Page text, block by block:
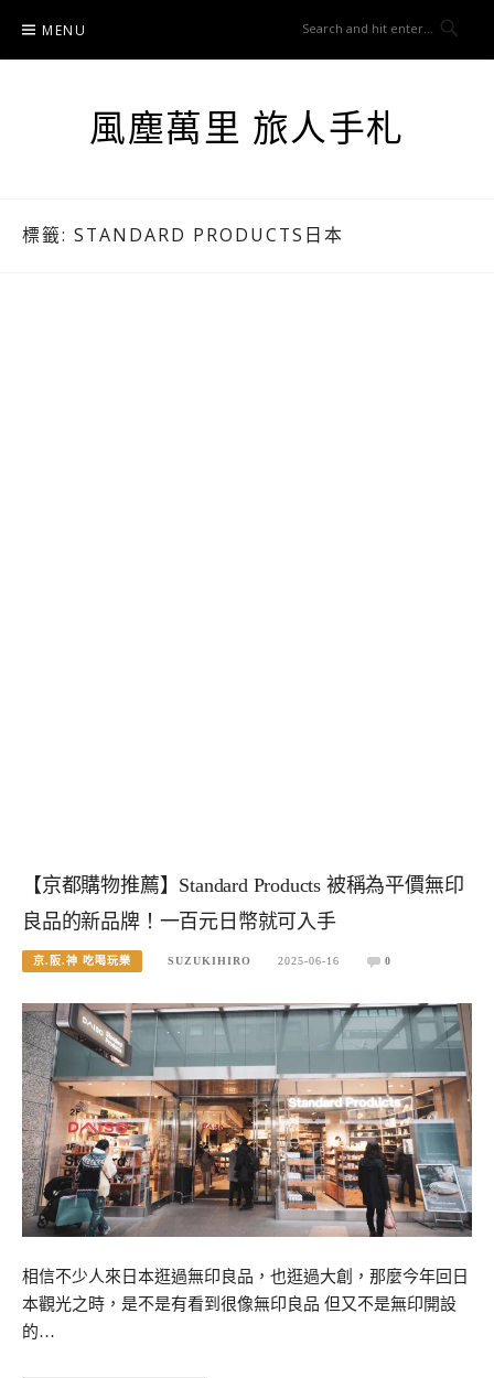
content
MENU
風塵萬里 旅人手札
標籤: STANDARD PRODUCTS日本
【京都購物推薦】Standard Products 被稱為平價無印
良品的新品牌！一百元日幣就可入手
京.阪.神 吃喝玩樂 SUZUKIHIRO 2025-06-16 0
相信不少人來日本逛過無印良品，也逛過大創，那麼今年回日
本觀光之時，是不是有看到很像無印良品 但又不是無印開設
的…